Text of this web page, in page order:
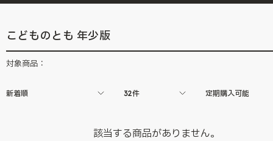
こどものとも 年少版
対象商品：
新着順 32件 定期購入可能
該当する商品がありません。